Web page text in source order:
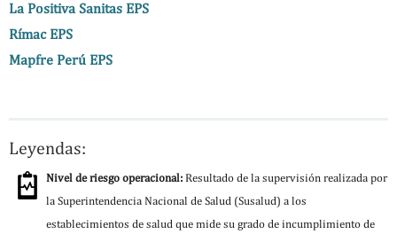
La Positiva Sanitas EPS
Rímac EPS
Mapfre Perú EPS
Leyendas:
Nivel de riesgo operacional: Resultado de la supervisión realizada por
la Superintendencia Nacional de Salud (Susalud) a los
establecimientos de salud que mide su grado de incumplimiento de